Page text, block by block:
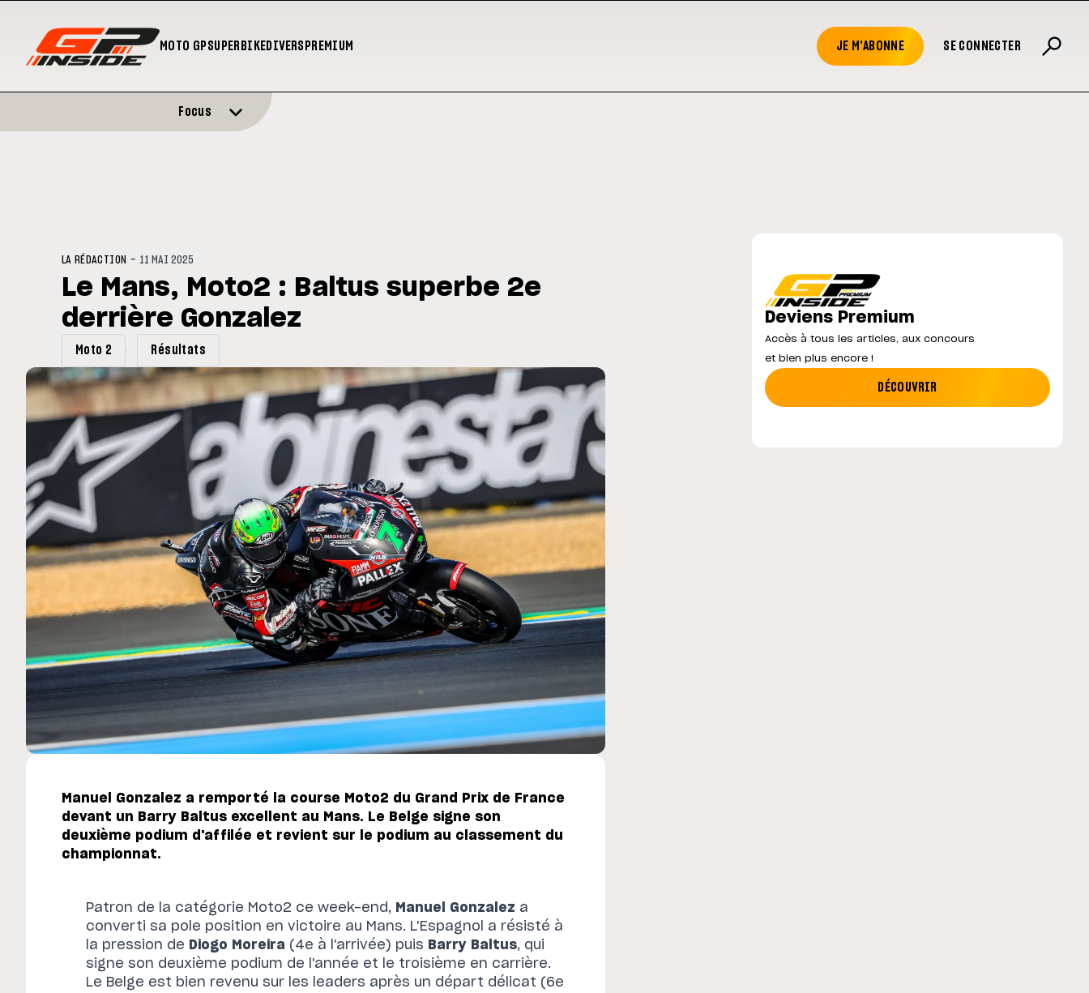
MOTO GPSUPERBIKEDIVERS PREMIUM JE M'ABONNE SE CONNECTER
club spécial dans
MOTO GP
Silverstone : Horaires et Programme du GP de
Grande-Bretagne
MOTO GP
Zarco évite l'opération et vise un retour en
septembre
MotoGP : les cinq constructeurs signent un
Focus
LA RÉDACTION - 11 MAI 2025
Le Mans, Moto2 : Baltus superbe 2e
derrière Gonzalez
Moto 2 Résultats
Manuel Gonzalez a remporté la course Moto2 du Grand Prix de France
devant un Barry Baltus excellent au Mans. Le Belge signe son
deuxième podium d'affilée et revient sur le podium au classement du
championnat.
Patron de la catégorie Moto2 ce week-end, Manuel Gonzalez a
converti sa pole position en victoire au Mans. L'Espagnol a résisté à
la pression de
Diogo Moreira (4e à l'arrivée) puis Barry Baltus, qui
signe son deuxième podium de l'année et le troisième en carrière.
Le Belge est bien revenu sur les leaders après un départ délicat (6e
Deviens Premium
Accès à tous les articles, aux concours
et bien plus encore !
DÉCOUVRIR